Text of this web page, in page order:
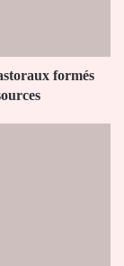
formés